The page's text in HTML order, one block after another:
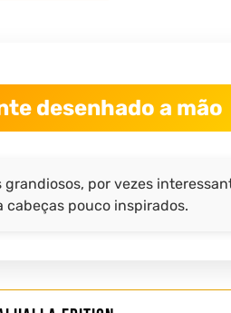
desenhado a mão
por vezes
cabeças pouco inspirados.